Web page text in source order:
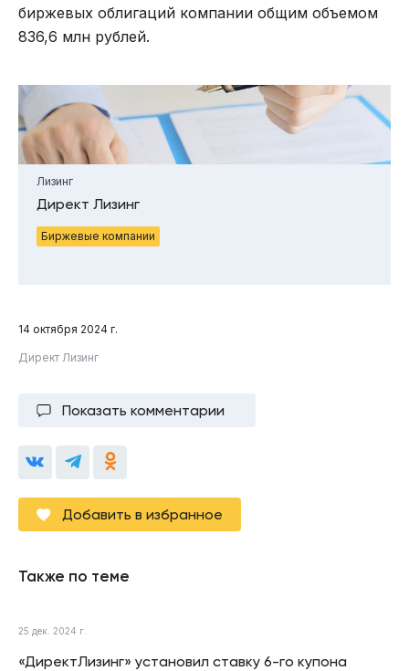
биржевых облигаций компании общим объемом
836,6 млн рублей.
Лизинг
Директ Лизинг
Биржевые компании
14 октября 2024 г.
Директ Лизинг
Показать комментарии
Добавить в избранное
Также по теме
25 дек. 2024 г.
«ДиректЛизинг» установил ставку 6-го купона